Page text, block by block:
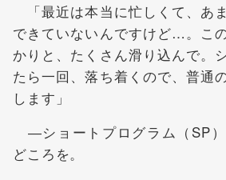
「最近は本当に忙しくて、あ
できていないんですけど…。こ
かりと、たくさん滑り込んで。
たら一回、落ち着くので、普通
します」
―ショートプログラム（SP
どころを。